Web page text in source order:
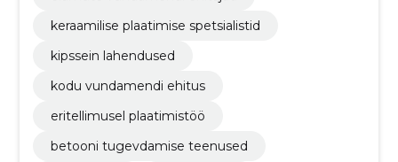
keraamilise plaatimise spetsialistid
kipssein lahendused
kodu vundamendi ehitus
eritellimusel plaatimistöö
betooni tugevdamise teenused